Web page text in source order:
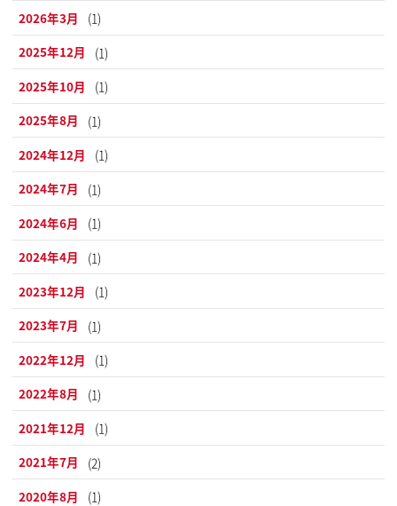
2026年3月
(1)
2025年12月
(1)
2025年10月
(1)
2025年8月
(1)
2024年12月
(1)
2024年7月
(1)
2024年6月
(1)
2024年4月
(1)
2023年12月
(1)
2023年7月
(1)
2022年12月
(1)
2022年8月
(1)
2021年12月
(1)
2021年7月
(2)
2020年8月
(1)